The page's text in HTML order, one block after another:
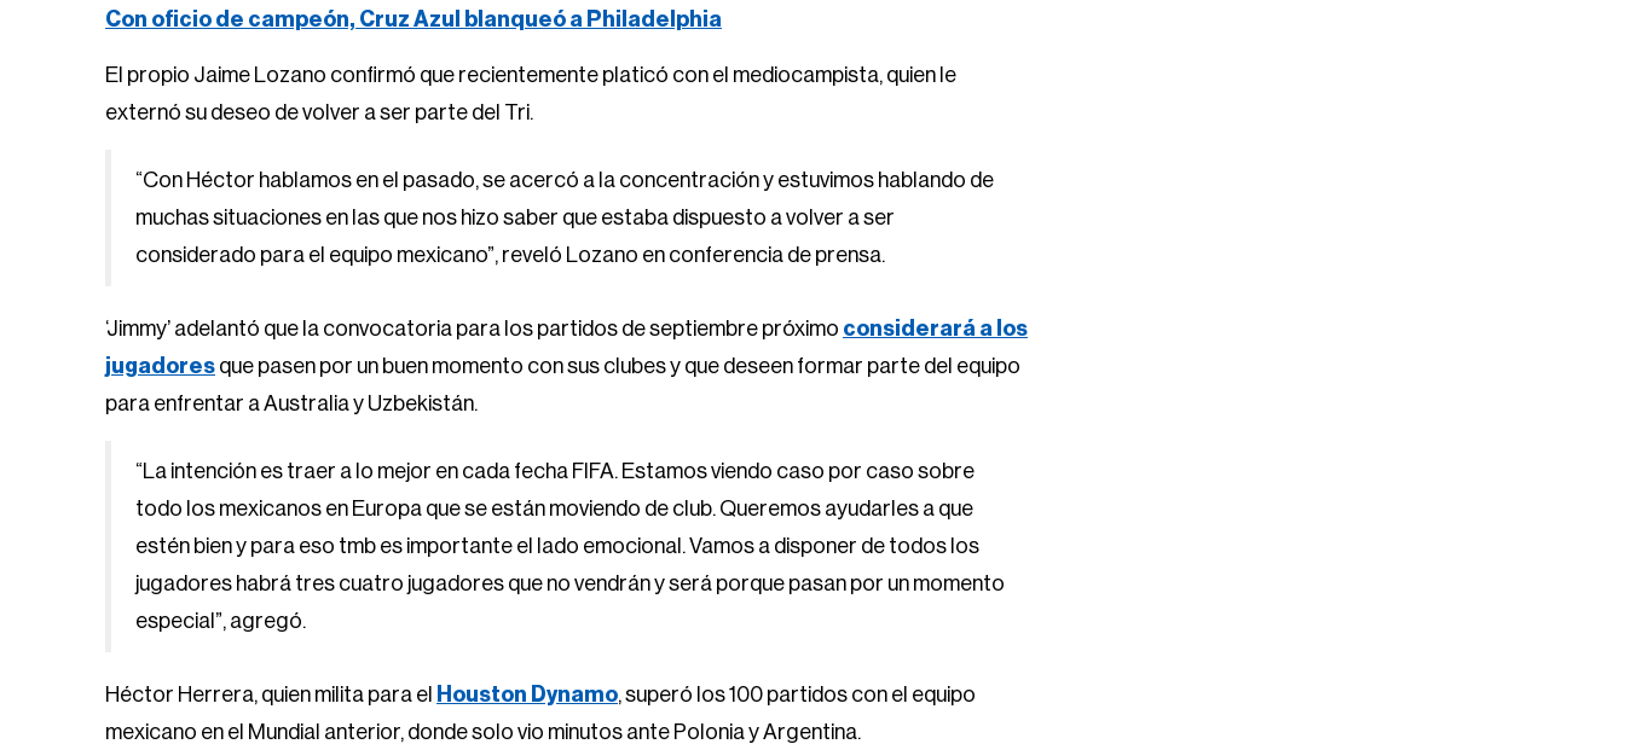
Con oficio de campeón, Cruz Azul blanqueó a Philadelphia
El propio Jaime Lozano confirmó que recientemente platicó con el mediocampista, quien le
externó su deseo de volver a ser parte del Tri.
“Con Héctor hablamos en el pasado, se acercó a la concentración y estuvimos hablando de
muchas situaciones en las que nos hizo saber que estaba dispuesto a volver a ser
considerado para el equipo mexicano”, reveló Lozano en conferencia de prensa.
‘Jimmy’ adelantó que la convocatoria para los partidos de septiembre próximo considerará a los
jugadores que pasen por un buen momento con sus clubes y que deseen formar parte del equipo
para enfrentar a Australia y Uzbekistán.
“La intención es traer a lo mejor en cada fecha FIFA. Estamos viendo caso por caso sobre
todo los mexicanos en Europa que se están moviendo de club. Queremos ayudarles a que
estén bien y para eso tmb es importante el lado emocional. Vamos a disponer de todos los
jugadores habrá tres cuatro jugadores que no vendrán y será porque pasan por un momento
especial”, agregó.
Héctor Herrera, quien milita para el Houston Dynamo, superó los 100 partidos con el equipo
mexicano en el Mundial anterior, donde solo vio minutos ante Polonia y Argentina.